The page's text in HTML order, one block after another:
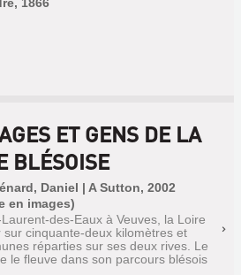
ET GENS DE LA
BLÉSOISE
Daniel | A Sutton, 2002
en images)
des-Eaux à Veuves, la Loire
cinquante-deux kilomètres et
réparties sur ses deux rives. Le
le fleuve dans son parcours blésois